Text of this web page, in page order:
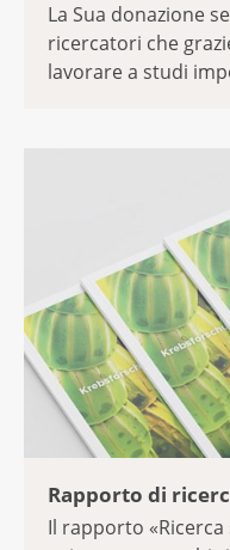
La Sua donazione
ricercatori che
lavorare a studi
Rapporto di
Il rapporto «Ricerca